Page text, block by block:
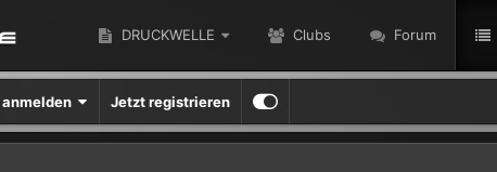
DRUCKWELLE Clubs Forum
Jetzt registrieren